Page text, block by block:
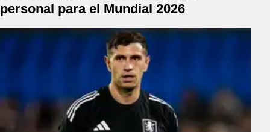
personal para el Mundial 2026